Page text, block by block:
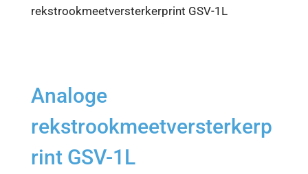
rekstrookmeetversterkerprint GSV-1L
Analoge
rekstrookmeetversterkerp
rint GSV-1L